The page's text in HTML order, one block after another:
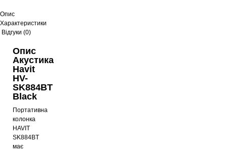
Опис
Характеристики
Відгуки (0)
Опис
Акустика
Havit
HV-
SK884BT
Black
Портативна
колонка
HAVIT
SK884BT
має